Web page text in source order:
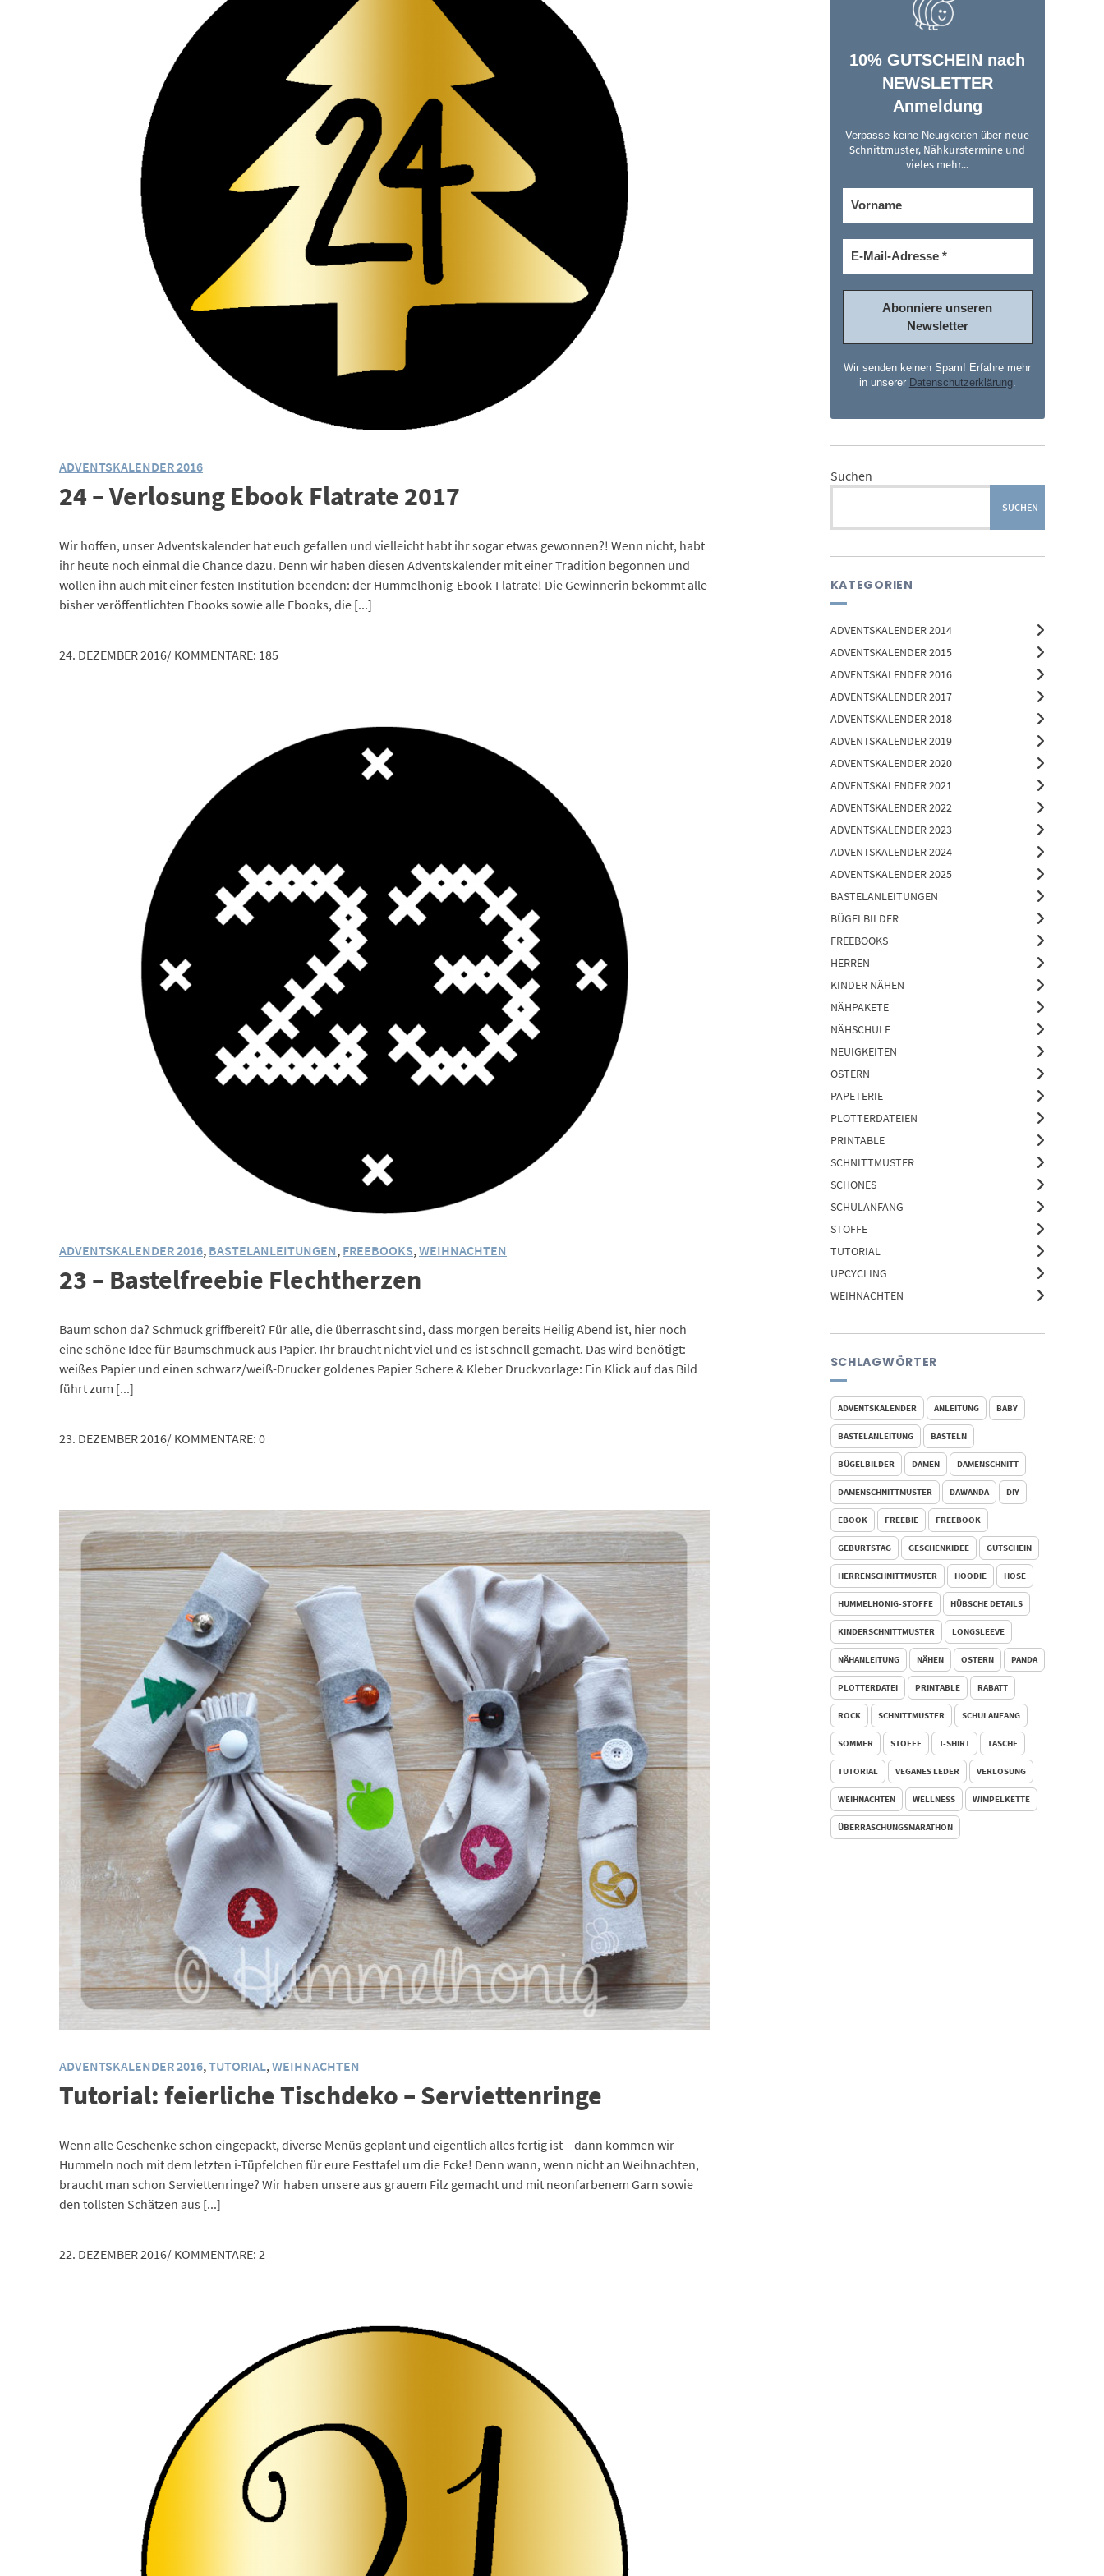
10% GUTSCHEIN nach
NEWSLETTER
Anmeldung
Verpasse keine Neuigkeiten über neue
Schnittmuster, Nähkurstermine und
vieles mehr...
Wir senden keinen Spam! Erfahre mehr
in unserer Datenschutzerklärung.
Suchen
SUCHEN
KATEGORIEN
ADVENTSKALENDER 2014
ADVENTSKALENDER 2015
ADVENTSKALENDER 2016
ADVENTSKALENDER 2017
ADVENTSKALENDER 2018
ADVENTSKALENDER 2019
ADVENTSKALENDER 2020
ADVENTSKALENDER 2021
ADVENTSKALENDER 2022
ADVENTSKALENDER 2023
ADVENTSKALENDER 2024
ADVENTSKALENDER 2025
BASTELANLEITUNGEN
BÜGELBILDER
FREEBOOKS
HERREN
KINDER NÄHEN
NÄHPAKETE
NÄHSCHULE
NEUIGKEITEN
OSTERN
PAPETERIE
PLOTTERDATEIEN
PRINTABLE
SCHNITTMUSTER
SCHÖNES
SCHULANFANG
STOFFE
TUTORIAL
UPCYCLING
WEIHNACHTEN
SCHLAGWÖRTER
ADVENTSKALENDER ANLEITUNG BABY
BASTELANLEITUNG BASTELN
BÜGELBILDER DAMEN DAMENSCHNITT
DAMENSCHNITTMUSTER DAWANDA DIY
EBOOK FREEBIE FREEBOOK
GEBURTSTAG GESCHENKIDEE GUTSCHEIN
HERRENSCHNITTMUSTER HOODIE HOSE
HUMMELHONIG-STOFFE HÜBSCHE DETAILS
KINDERSCHNITTMUSTER LONGSLEEVE
NÄHANLEITUNG NÄHEN OSTERN PANDA
PLOTTERDATEI PRINTABLE RABATT
ROCK SCHNITTMUSTER SCHULANFANG
SOMMER STOFFE T-SHIRT TASCHE
TUTORIAL VEGANES LEDER VERLOSUNG
WEIHNACHTEN WELLNESS WIMPELKETTE
ÜBERRASCHUNGSMARATHON
ADVENTSKALENDER 2016
24 – Verlosung Ebook Flatrate 2017
Wir hoffen, unser Adventskalender hat euch gefallen und vielleicht habt ihr sogar etwas gewonnen?! Wenn nicht, habt
ihr heute noch einmal die Chance dazu. Denn wir haben diesen Adventskalender mit einer Tradition begonnen und
wollen ihn auch mit einer festen Institution beenden: der Hummelhonig-Ebook-Flatrate! Die Gewinnerin bekommt alle
bisher veröffentlichten Ebooks sowie alle Ebooks, die [...]
24. DEZEMBER 2016/KOMMENTARE: 185
ADVENTSKALENDER 2016, BASTELANLEITUNGEN, FREEBOOKS,WEIHNACHTEN
23 – Bastelfreebie Flechtherzen
Baum schon da? Schmuck griffbereit? Für alle, die überrascht sind, dass morgen bereits Heilig Abend ist, hier noch
eine schöne Idee für Baumschmuck aus Papier. Ihr braucht nicht viel und es ist schnell gemacht. Das wird benötigt:
weißes Papier und einen schwarz/weiß-Drucker goldenes Papier Schere & Kleber Druckvorlage: Ein Klick auf das Bild
führt zum [...]
23. DEZEMBER 2016/KOMMENTARE: 0
ADVENTSKALENDER 2016,TUTORIAL,WEIHNACHTEN
Tutorial: feierliche Tischdeko – Serviettenringe
Wenn alle Geschenke schon eingepackt, diverse Menüs geplant und eigentlich alles fertig ist – dann kommen wir
Hummeln noch mit dem letzten i-Tüpfelchen für eure Festtafel um die Ecke! Denn wann, wenn nicht an Weihnachten,
braucht man schon Serviettenringe? Wir haben unsere aus grauem Filz gemacht und mit neonfarbenem Garn sowie
den tollsten Schätzen aus [...]
22. DEZEMBER 2016/KOMMENTARE: 2